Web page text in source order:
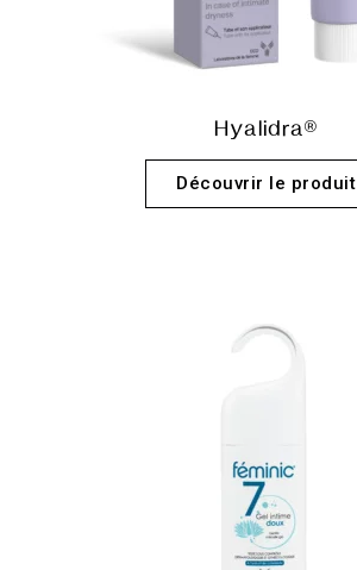
Hyalidra®
Découvrir le produit